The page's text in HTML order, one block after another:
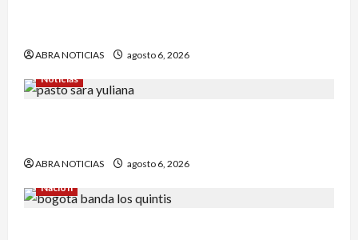
ABRA NOTICIAS
agosto 6, 2026
Noticias
ABRA NOTICIAS
agosto 6, 2026
Nación